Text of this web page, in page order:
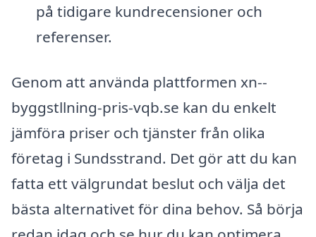
på tidigare kundrecensioner och
referenser.
Genom att använda plattformen xn--
byggstllning-pris-vqb.se kan du enkelt
jämföra priser och tjänster från olika
företag i Sundsstrand. Det gör att du kan
fatta ett välgrundat beslut och välja det
bästa alternativet för dina behov. Så börja